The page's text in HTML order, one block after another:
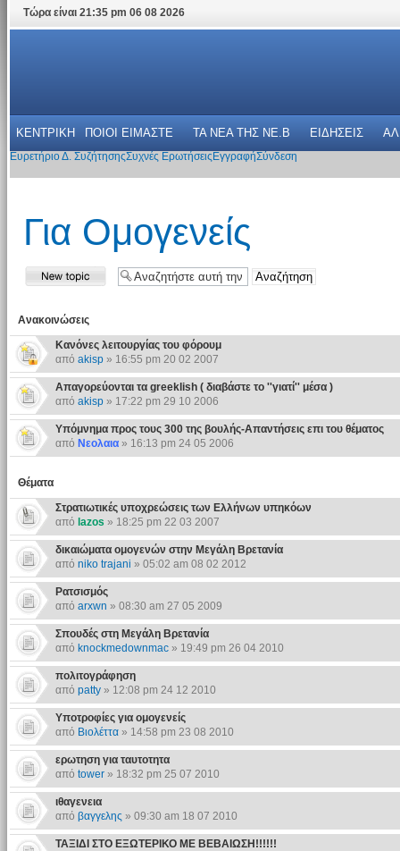
Τώρα είναι 21:35 pm 06 08 2026
ΚΕΝΤΡΙΚΗ ΠΟΙΟΙ ΕΙΜΑΣΤΕ ΤΑ ΝΕΑ THΣ NE.B ΕΙΔΗΣΕΙΣ
Ευρετήριο Δ. ΣυζήτησηςΣυχνές Ερωτήσεις ΕγγραφήΣύνδεση
Για Ομογενείς
Ανακοινώσεις
Κανόνες λειτουργίας του φόρουμ
από akisp» 16:55 pm 20 02 2007
Απαγορεύονται τα greeklish ( διαβάστε το ''γιατί'' μέσα )
από akisp» 17:22 pm 29 10 2006
Υπόμνημα προς τους 300 της βουλής-Απαντήσεις επι του θέματος
από Νεολαια» 16:13 pm 24 05 2006
Θέματα
Στρατιωτικές υποχρεώσεις των Ελλήνων υπηκόων
από lazos » 18:25 pm 22 03 2007
δικαιώματα ομογενών στην Mεγάλη Bρετανία
από niko trajani » 05:02 am 08 02 2012
Ρατσισμός
από arxwn » 08:30 am 27 05 2009
Σπουδές στη Μεγάλη Βρετανία
από knockmedownmac» 19:49 pm 26 04 2010
πολιτογράφηση
από patty» 12:08 pm 24 12 2010
Yποτροφίες για ομογενείς
από Βιολέττα» 14:58 pm 23 08 2010
ερωτηση για ταυτοτητα
από tower» 18:32 pm 25 07 2010
ιθαγενεια
από βαγγελης » 09:30 am 18 07 2010
ΤΑΞΙΔΙ ΣΤΟ ΕΞΩΤΕΡΙΚΟ ΜΕ ΒΕΒΑΙΩΣΗ!!!!!!